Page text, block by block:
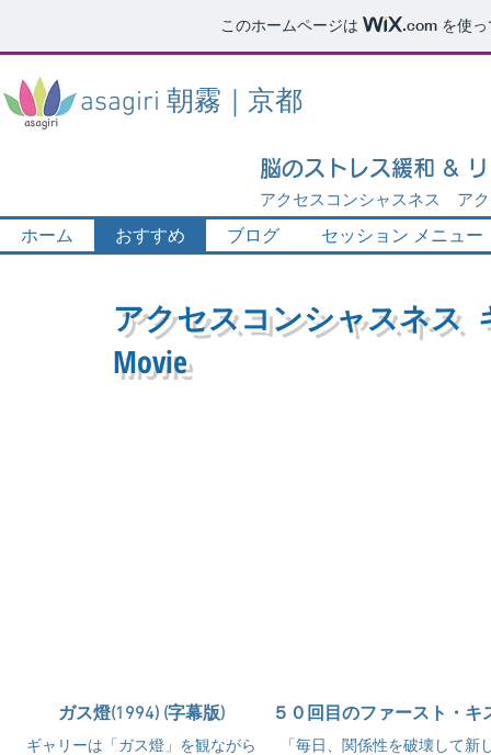
このホームページは .comを使っ
asagiri 朝霧｜京都
脳のストレス緩和 &
アクセスコンシャスネス ア
ホーム おすすめ ブログ セッション メニュー
アクセスコンシャスネス
Movie
ガス燈(1994) (字幕版) ５０回目のファースト・キ
ギャリーは「ガス燈」を観ながら
「毎日、関係性を破壊して新